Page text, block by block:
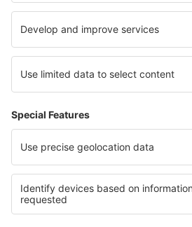
Země
Mezinárodní web-
eSky.eu eSky.com